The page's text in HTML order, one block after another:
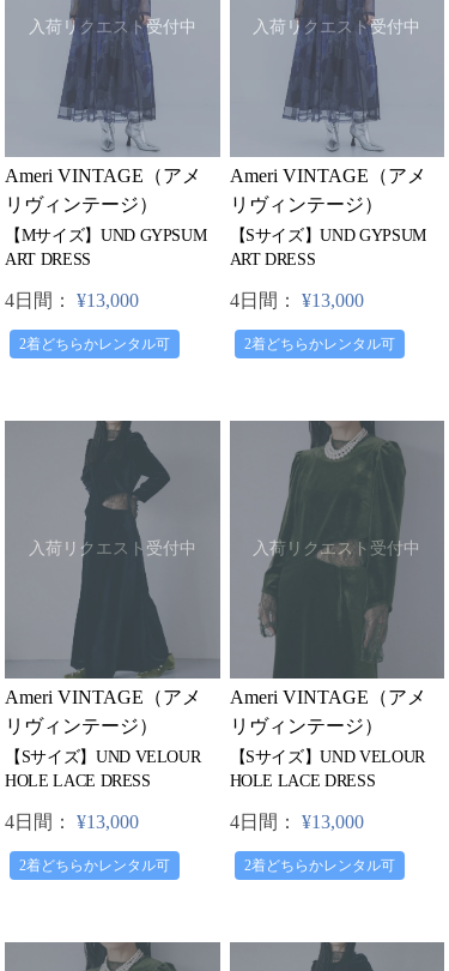
入荷リクエスト受付中
Ameri VINTAGE（アメ
リヴィンテージ）
【Mサイズ】UND GYPSUM
ART DRESS
4日間： ¥13,000
2着どちらかレンタル可
入荷リクエスト受付中
Ameri VINTAGE（アメ
リヴィンテージ）
【Sサイズ】UND GYPSUM
ART DRESS
4日間： ¥13,000
2着どちらかレンタル可
入荷リクエスト受付中
Ameri VINTAGE（アメ
リヴィンテージ）
【Sサイズ】UND VELOUR
HOLE LACE DRESS
4日間： ¥13,000
2着どちらかレンタル可
入荷リクエスト受付中
Ameri VINTAGE（アメ
リヴィンテージ）
【Sサイズ】UND VELOUR
HOLE LACE DRESS
4日間： ¥13,000
2着どちらかレンタル可